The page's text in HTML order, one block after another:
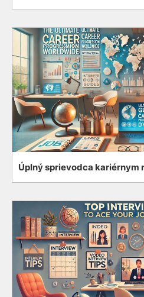
Úplný sprievodca kariérnym